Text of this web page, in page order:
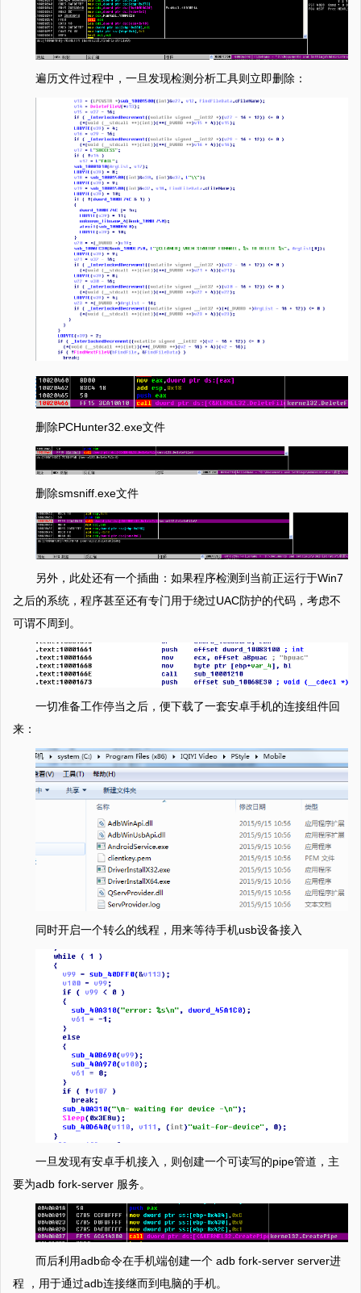
遍历文件过程中，一旦发现检测分析工具则立即删除：
删除PCHunter32.exe文件
删除smsniff.exe文件
另外，此处还有一个插曲：如果程序检测到当前正运行于Win7
之后的系统，程序甚至还有专门用于绕过UAC防护的代码，考虑不
可谓不周到。
一切准备工作停当之后，便下载了一套安卓手机的连接组件回
来：
同时开启一个转么的线程，用来等待手机usb设备接入
一旦发现有安卓手机接入，则创建一个可读写的pipe管道，主
要为adb fork-server 服务。
而后利用adb命令在手机端创建一个 adb fork-server server进
程 ，用于通过adb连接继而到电脑的手机。